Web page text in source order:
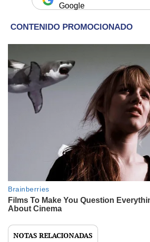
Google
NOTAS RELACIONADAS